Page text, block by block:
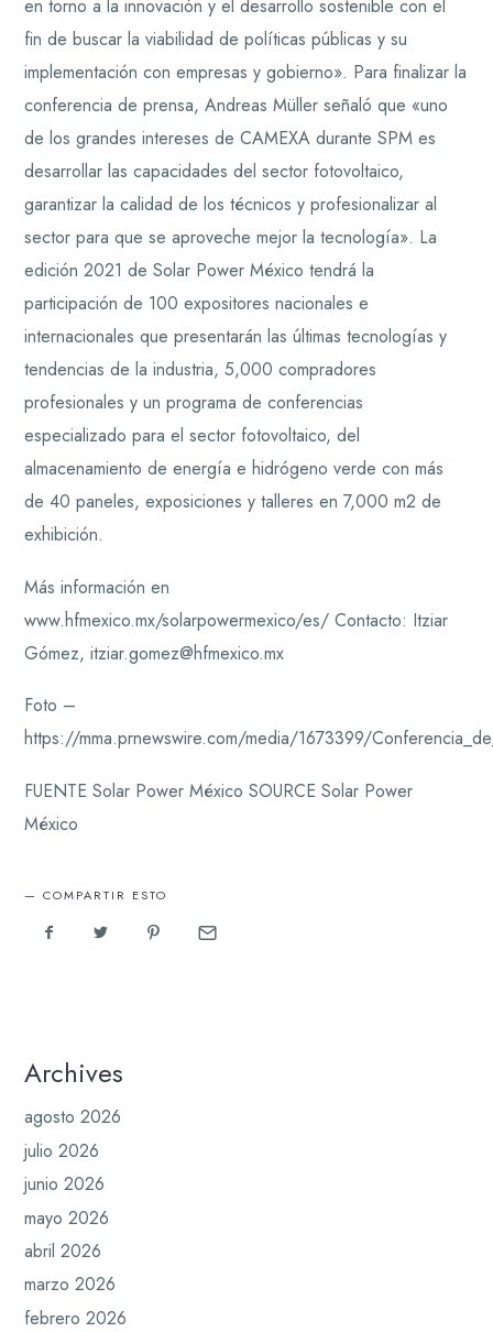
en torno a la innovación y el desarrollo sostenible con el
fin de buscar la viabilidad de políticas públicas y su
implementación con empresas y gobierno». Para finalizar la
conferencia de prensa, Andreas Müller señaló que «uno
de los grandes intereses de CAMEXA durante SPM es
desarrollar las capacidades del sector fotovoltaico,
garantizar la calidad de los técnicos y profesionalizar al
sector para que se aproveche mejor la tecnología». La
edición 2021 de Solar Power México tendrá la
participación de 100 expositores nacionales e
internacionales que presentarán las últimas tecnologías y
tendencias de la industria, 5,000 compradores
profesionales y un programa de conferencias
especializado para el sector fotovoltaico, del
almacenamiento de energía e hidrógeno verde con más
de 40 paneles, exposiciones y talleres en 7,000 m2 de
exhibición.
Más información en
www.hfmexico.mx/solarpowermexico/es/ Contacto: Itziar
Gómez, itziar.gomez@hfmexico.mx
Foto –
https://mma.prnewswire.com/media/1673399/
FUENTE Solar Power México SOURCE Solar Power
México
COMPARTIR ESTO
Archives
agosto 2026
julio 2026
junio 2026
mayo 2026
abril 2026
marzo 2026
febrero 2026